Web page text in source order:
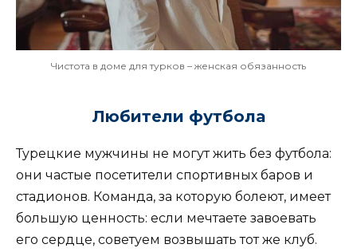
Чистота в доме для турков – женская обязанность
Любители футбола
Турецкие мужчины не могут жить без футбола:
они частые посетители спортивных баров и
стадионов. Команда, за которую болеют, имеет
большую ценность: если мечтаете завоевать
его сердце, советуем возвышать тот же клуб.